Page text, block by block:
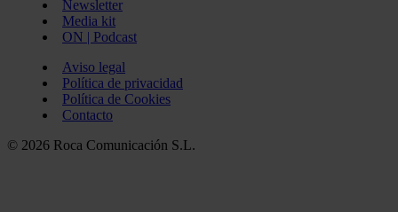
Newsletter
Media kit
ON | Podcast
Aviso legal
Política de privacidad
Política de Cookies
Contacto
© 2026 Roca Comunicación S.L.